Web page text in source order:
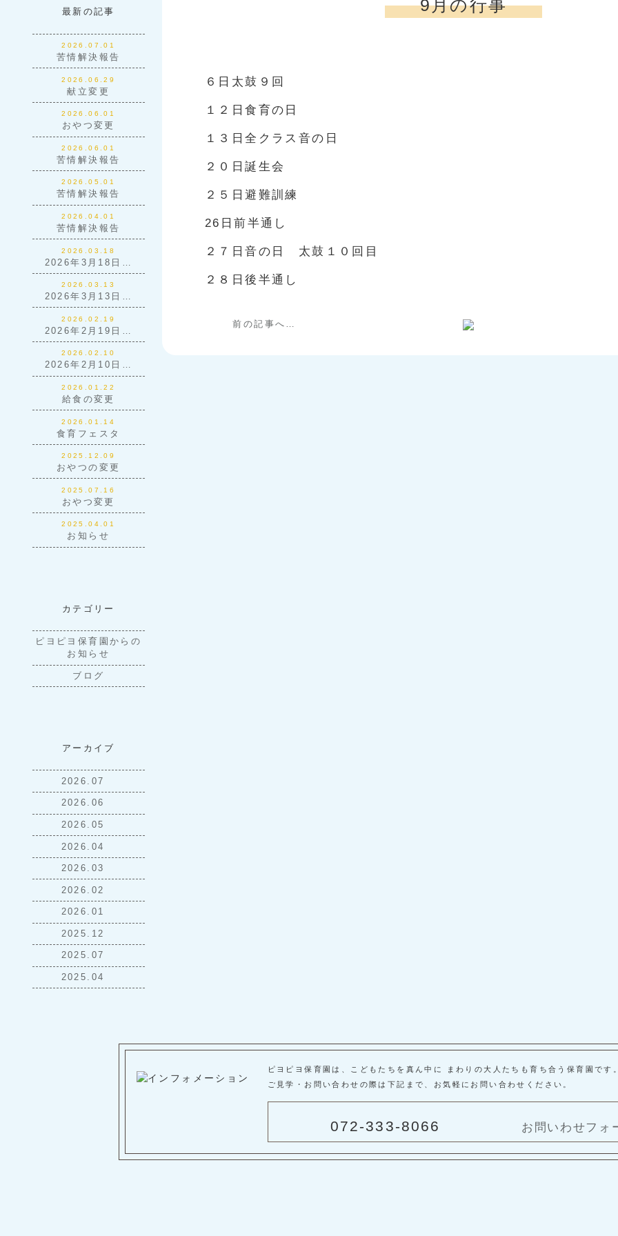
最新の記事
2026.07.01
苦情解決報告
2026.06.29
献立変更
2026.06.01
おやつ変更
2026.06.01
苦情解決報告
2026.05.01
苦情解決報告
2026.04.01
苦情解決報告
2026.03.18
2026年3月18日…
2026.03.13
2026年3月13日…
2026.02.19
2026年2月19日…
2026.02.10
2026年2月10日…
2026.01.22
給食の変更
2026.01.14
食育フェスタ
2025.12.09
おやつの変更
2025.07.16
おやつ変更
2025.04.01
お知らせ
カテゴリー
ピヨピヨ保育園からの
お知らせ
ブログ
アーカイブ
2026.07
2026.06
2026.05
2026.04
2026.03
2026.02
2026.01
2025.12
2025.07
2025.04
9月の行事
６日太鼓９回
１２日食育の日
１３日全クラス音の日
２０日誕生会
２５日避難訓練
26日前半通し
２７日音の日 太鼓１０回目
２８日後半通し
前の記事へ…
ピヨピヨ保育園は、こどもたちを真ん中に まわりの大人たちも育ち合う保育園です。
ご見学・お問い合わせの際は下記まで、お気軽にお問い合わせください。
072-333-8066 お問いわせフォ